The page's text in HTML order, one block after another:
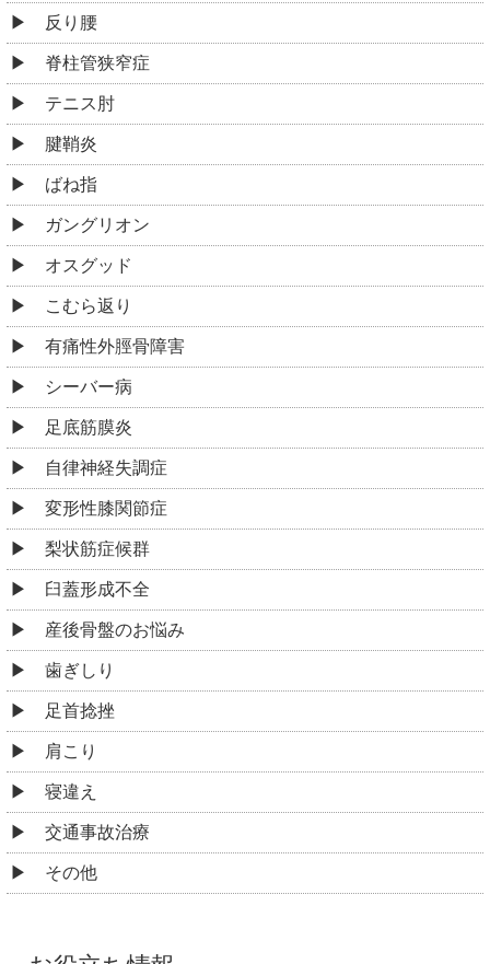
反り腰
脊柱管狭窄症
テニス肘
腱鞘炎
ばね指
ガングリオン
オスグッド
こむら返り
有痛性外脛骨障害
シーバー病
足底筋膜炎
自律神経失調症
変形性膝関節症
梨状筋症候群
臼蓋形成不全
産後骨盤のお悩み
歯ぎしり
足首捻挫
肩こり
寝違え
交通事故治療
その他